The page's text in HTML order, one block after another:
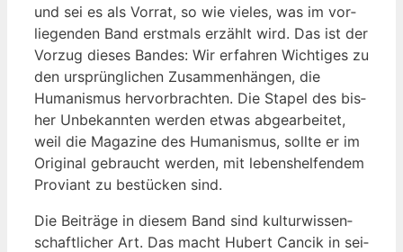
und sei es als Vor­rat, so wie vie­les, was im vor­
lie­gen­den Band erst­mals erzählt wird. Das ist der
Vor­zug die­ses Ban­des: Wir erfah­ren Wich­ti­ges zu
den ursprüng­li­chen Zusam­men­hän­gen, die
Huma­nis­mus her­vor­brach­ten. Die Sta­pel des bis­
her Unbe­kann­ten wer­den etwas abge­ar­bei­tet,
weil die Maga­zi­ne des Huma­nis­mus, soll­te er im
Ori­gi­nal gebraucht wer­den, mit lebens­hel­fen­dem
Pro­vi­ant zu bestü­cken sind.
Die Bei­trä­ge in die­sem Band sind kul­tur­wis­sen­
schaft­li­cher Art. Das macht Hubert Can­cik in sei­